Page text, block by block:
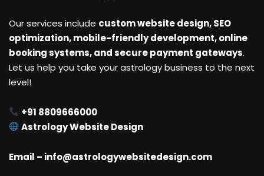
Our services include custom website design, SEO
optimization, mobile-friendly development, online
booking systems, and secure payment gateways.
Let us help you take your astrology business to the next
level!
+91 8809666000
Astrology Website Design
Email – info@astrologywebsitedesign.com